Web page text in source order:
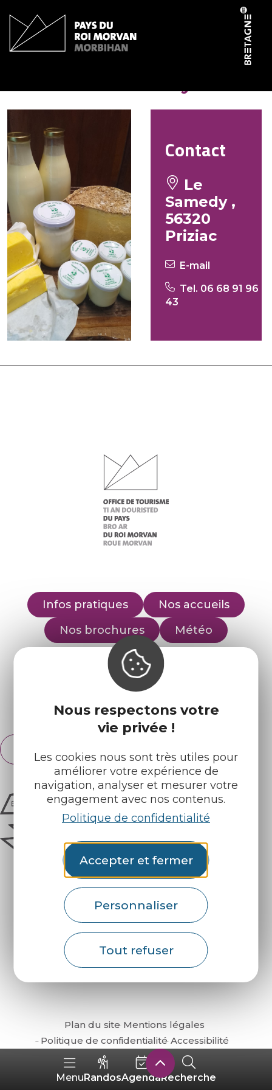
Nous respectons votre
vie privée !
Les cookies nous sont très utiles pour
améliorer votre expérience de
navigation, analyser et mesurer votre
engagement avec nos contenus.
Politique de confidentialité
Accepter et fermer
Personnaliser
Tout refuser
MenuRandosAgendaRecherche
Contact
Le
Samedy ,
56320
Priziac
E-mail
Tel. 06 68 91 96
43
Infos pratiques
Nos accueils
Nos brochures
Météo
Retrouvez-nous sur :
Espace pro Partenaires
Français
English
Comment venir ?
Plan du site Mentions légales
Politique de confidentialité Accessibilité